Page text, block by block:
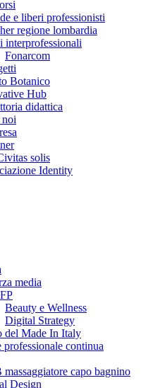
e liberi professionisti
regione lombardia
interprofessionali
Fonarcom
Botanico
Hub
didattica
solis
Identity
media
Beauty e Wellness
Digital Strategy
del Made In Italy
professionale continua
capo bagnino
Design